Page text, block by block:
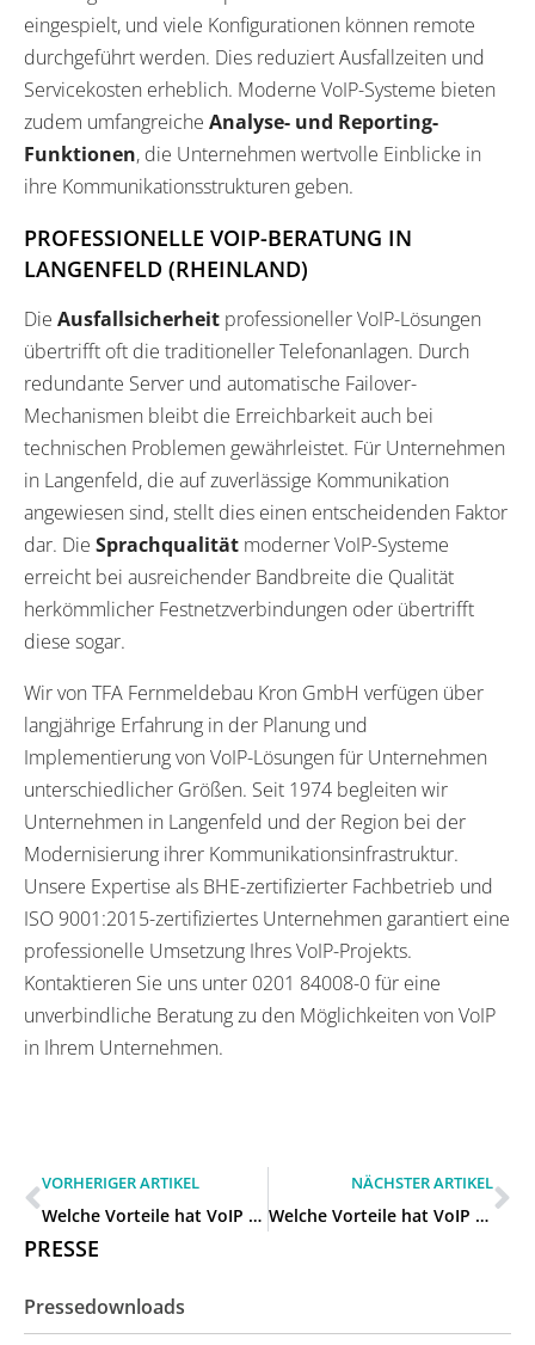
eingespielt, und viele Konfigurationen können remote
durchgeführt werden. Dies reduziert Ausfallzeiten und
Servicekosten erheblich. Moderne VoIP-Systeme bieten
zudem umfangreiche Analyse- und Reporting-
Funktionen, die Unternehmen wertvolle Einblicke in
ihre Kommunikationsstrukturen geben.
PROFESSIONELLE VOIP-BERATUNG IN
LANGENFELD (RHEINLAND)
Die Ausfallsicherheit professioneller VoIP-Lösungen
übertrifft oft die traditioneller Telefonanlagen. Durch
redundante Server und automatische Failover-
Mechanismen bleibt die Erreichbarkeit auch bei
technischen Problemen gewährleistet. Für Unternehmen
in Langenfeld, die auf zuverlässige Kommunikation
angewiesen sind, stellt dies einen entscheidenden Faktor
dar. Die Sprachqualität moderner VoIP-Systeme
erreicht bei ausreichender Bandbreite die Qualität
herkömmlicher Festnetzverbindungen oder übertrifft
diese sogar.
Wir von TFA Fernmeldebau Kron GmbH verfügen über
langjährige Erfahrung in der Planung und
Implementierung von VoIP-Lösungen für Unternehmen
unterschiedlicher Größen. Seit 1974 begleiten wir
Unternehmen in Langenfeld und der Region bei der
Modernisierung ihrer Kommunikationsinfrastruktur.
Unsere Expertise als BHE-zertifizierter Fachbetrieb und
ISO 9001:2015-zertifiziertes Unternehmen garantiert eine
professionelle Umsetzung Ihres VoIP-Projekts.
Kontaktieren Sie uns unter 0201 84008-0 für eine
unverbindliche Beratung zu den Möglichkeiten von VoIP
in Ihrem Unternehmen.
VORHERIGER ARTIKEL
Welche Vorteile hat VoIP für unser Unternehmen in Hilden?
NÄCHSTER ARTIKEL
Welche Vorteile hat VoIP für unser Unternehmen in Monheim am Rhein?
PRESSE
Pressedownloads